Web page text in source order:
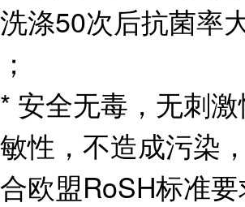
洗涤50次后抗菌率
；
* 安全无毒，无刺
敏性，不造成污染
合欧盟RoSH标准要